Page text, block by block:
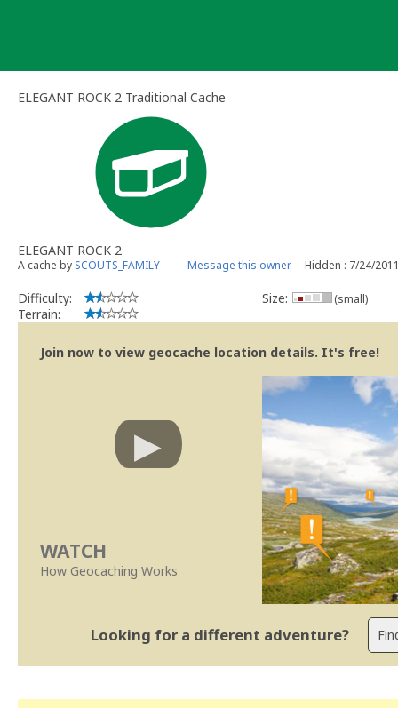
ELEGANT ROCK 2 Traditional Cache
ELEGANT ROCK 2
A cache by SCOUTS_FAMILY Message this owner Hidden : 7/24/
Difficulty:
Terrain:
Size: (small)
Join now to view geocache location details. It's free!
WATCH
How Geocaching Works
Looking for a different adventure?